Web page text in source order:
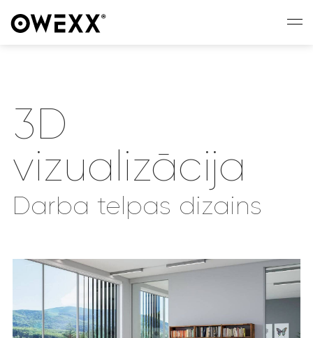
3D
vizualizācija
Darba telpas dizains